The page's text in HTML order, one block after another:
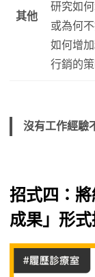
其他
研究如
或為何
如何增
行銷的策
沒有工作經驗
招式四：
成果」形